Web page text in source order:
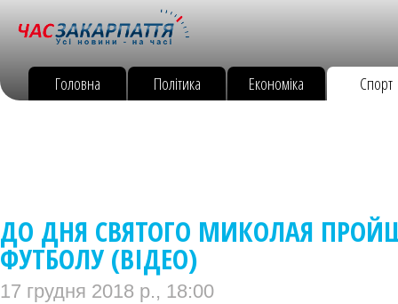
Головна Політика Економіка Спорт
ДО ДНЯ СВЯТОГО МИКОЛАЯ
ФУТБОЛУ (ВІДЕО)
17 грудня 2018 р., 18:00